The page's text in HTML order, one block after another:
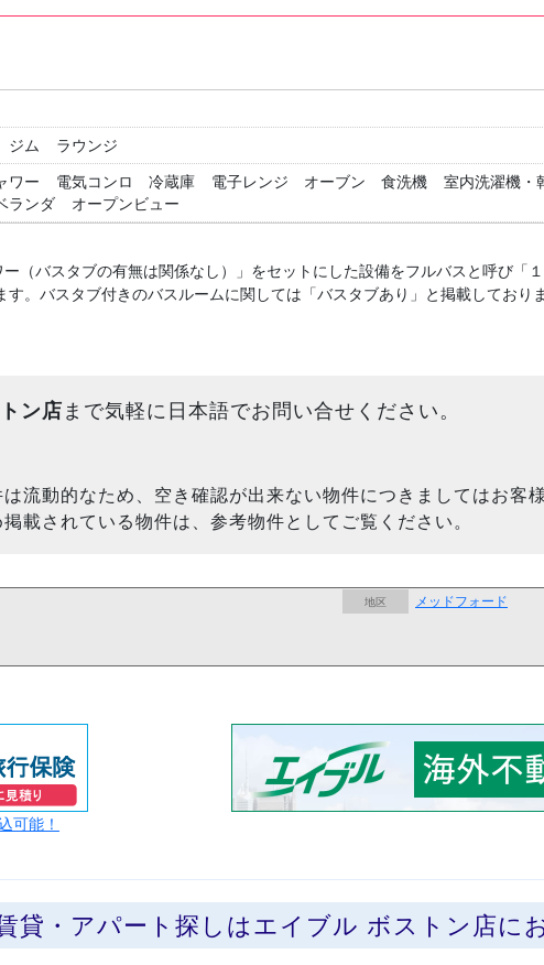
ジム ラウンジ
ワー 電気コンロ 冷蔵庫 電子レンジ オーブン 食洗機
室内洗濯機・
ランダ オープンビュー
（バスタブの有無は関係なし）」をセットにした設備をフルバスと呼び「
。バスタブ付きのバスルームに関しては「バスタブあり」と掲載しており
ン店 まで気軽に日本語でお問い合せください。
流動的なため、空き確認が出来ない物件につきましてはお客
載されている物件は、参考物件としてご覧ください。
地区 メッドフォード
可能！
貸・アパート探しはエイブル ボストン店に